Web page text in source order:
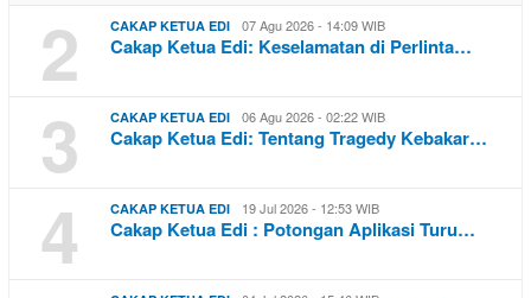
2 CAKAP KETUA EDI 07 Agu 2026 - 14:09 WIB
Cakap Ketua Edi: Keselamatan di Perlinta…
3 CAKAP KETUA EDI 06 Agu 2026 - 02:22 WIB
Cakap Ketua Edi: Tentang Tragedy Kebakar…
4 CAKAP KETUA EDI 19 Jul 2026 - 12:53 WIB
Cakap Ketua Edi : Potongan Aplikasi Turu…